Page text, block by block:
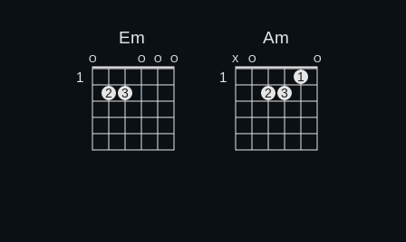
Em
O O O O
1
2 3
Am
X O O
1
1
2
3